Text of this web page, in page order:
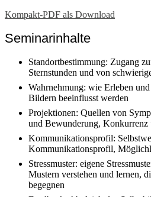
Kompakt-PDF als Download
Seminarinhalte
Standortbestimmung: Zugang
Sternstunden und von
Wahrnehmung: wie Erleben
Bildern beeinflusst werden
Projektionen: Quellen von
und Bewunderung, Konkurrenz
Kommunikationsprofil:
Kommunikationsprofil,
Stressmuster: eigene
Mustern verstehen und lernen,
begegnen